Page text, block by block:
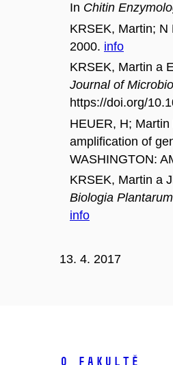
In Chitin
KRSEK, Martin; N
2000. info
KRSEK, Martin a
Journal of
https://doi.org/
HEUER, H;
amplification of
WASHINGTON:
KRSEK, Martin a
Biologia Plantarum
info
13. 4. 2017
O fakultě